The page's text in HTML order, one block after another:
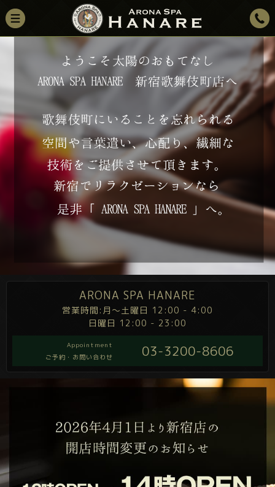
ARONA SPA HANARE
営業時間:月～土曜日 12:00 - 4:00
日曜日 12:00 - 23:00
Appointment
ご予約・お問い合わせ
03-3200-8606